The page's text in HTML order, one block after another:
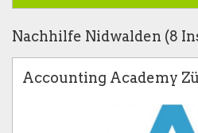
Nachhilfe Nidwalden (8
Accounting Academy